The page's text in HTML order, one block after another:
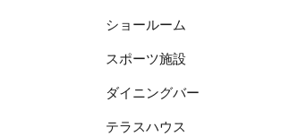
ショールーム
スポーツ施設
ダイニングバー
テラスハウス